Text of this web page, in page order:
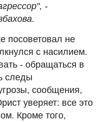
-
посоветовал не
с насилием.
- обращаться в
следы
сообщения,
уверяет: все это
Кроме того,